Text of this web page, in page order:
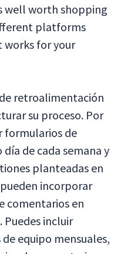
well worth shopping
platforms
works for your
retroalimentación
su proceso. Por
formularios de
de cada semana y
planteadas en
incorporar
comentarios en
incluir
equipo mensuales,